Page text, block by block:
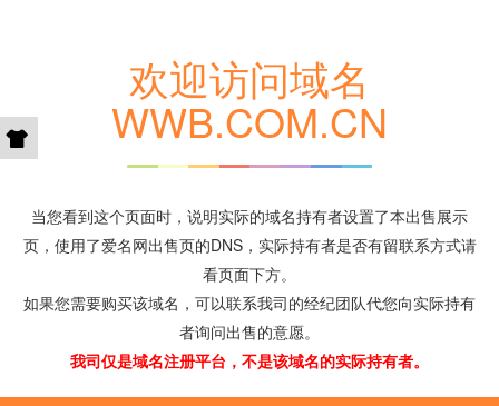
欢迎访问域名
WWB.COM.CN
当您看到这个页面时，说明实际的域名持有者设置了本出售展示
页，使用了爱名网出售页的DNS，实际持有者是否有留联系方式请
看页面下方。
如果您需要购买该域名，可以联系我司的经纪团队代您向实际持有
者询问出售的意愿。
我司仅是域名注册平台，不是该域名的实际持有者。